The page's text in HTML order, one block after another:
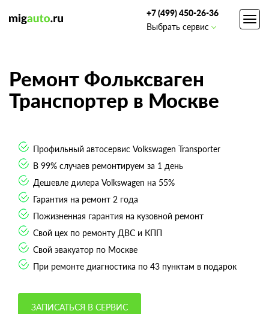
+7 (499) 450-26-36
Выбрать сервис
Ремонт Фольксваген
Транспортер в Москве
Профильный автосервис Volkswagen Transporter
В 99% случаев ремонтируем за 1 день
Дешевле дилера Volkswagen на 55%
Гарантия на ремонт 2 года
Пожизненная гарантия на кузовной ремонт
Свой цех по ремонту ДВС и КПП
Свой эвакуатор по Москве
При ремонте диагностика по 43 пунктам в подарок
ЗАПИСАТЬСЯ В СЕРВИС